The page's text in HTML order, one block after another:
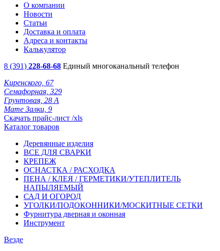
О компании
Новости
Статьи
Доставка и оплата
Адреса и контакты
Калькулятор
8 (391) 228-68-68 Единый многоканальный телефон
Киренского, 67
Семафорная, 329
Грунтовая, 28 А
Мате Залки, 9
Скачать прайс-лист /xls
Каталог товаров
Деревянные изделия
ВСЕ ДЛЯ СВАРКИ
КРЕПЕЖ
ОСНАСТКА / РАСХОДКА
ПЕНА / КЛЕЯ / ГЕРМЕТИКИ/УТЕПЛИТЕЛЬ
НАПЫЛЯЕМЫЙ
САД И ОГОРОД
УГОЛКИ/ПОДОКОННИКИ/МОСКИТНЫЕ СЕТКИ
Фурнитура дверная и оконная
Инструмент
Везде